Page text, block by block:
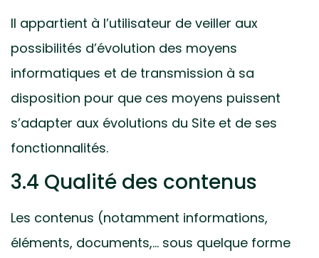
Il appartient à l’utilisateur de veiller aux
possibilités d’évolution des moyens
informatiques et de transmission à sa
disposition pour que ces moyens puissent
s’adapter aux évolutions du Site et de ses
fonctionnalités.
3.4 Qualité des contenus
Les contenus (notamment informations,
éléments, documents,… sous quelque forme